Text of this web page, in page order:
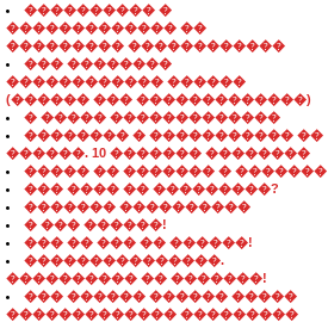
���������� �
������������� ��
��������� ������������
��� ��������
������������ ������
(������ ��� �������������)
� ����� �������������
�������� � ����������� ��
������. 10 ������� ��������
����� �� ������� � �������
��� ���� �� ���������?
������� ����������
� ��� ������!
��� �� ��� �� ������!
���������������.
���������� �� �������!
��� ������ ������ �����
������������� ���������